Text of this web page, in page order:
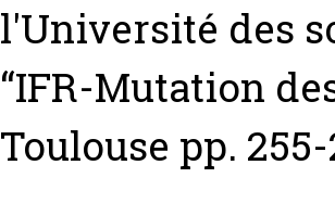
l'Université des
“IFR-Mutation
Toulouse pp.